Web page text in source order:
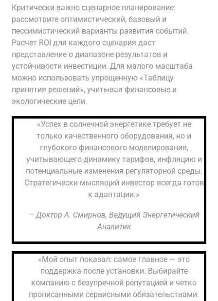
Критически важно сценарное планирование:
рассмотрите оптимистический, базовый и
пессимистический варианты развития событий.
Расчет ROI для каждого сценария даст
представление о диапазоне результатов и
устойчивости инвестиции. Для малого масштаба
можно использовать упрощенную «Таблицу
принятия решений», учитывая финансовые и
экологические цели.
«Успех в солнечной энергетике требует не
только качественного оборудования, но и
глубокого финансового моделирования,
учитывающего динамику тарифов, инфляцию и
потенциальные изменения регуляторной среды.
Стратегически мыслящий инвестор всегда готов
к адаптации.»
— Доктор А. Смирнов, Ведущий Энергетический
Аналитик
«Мой опыт показал: самое главное — это
поддержка после установки. Выбирайте
компанию с безупречной репутацией и четко
прописанными сервисными обязательствами.